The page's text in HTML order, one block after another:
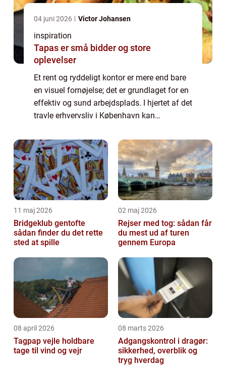
04 juni 2026 Victor Johansen
inspiration
Tapas er små bidder og store
oplevelser
Et rent og ryddeligt kontor er mere end bare
en visuel fornøjelse; det er grundlaget for en
effektiv og sund arbejdsplads. I hjertet af det
travle erhvervsliv i København kan
11 maj 2026
Bridgeklub gentofte
sådan finder du det rette
sted at spille
02 maj 2026
Rejser med tog: sådan får
du mest ud af turen
gennem Europa
08 april 2026
Tagpap vejle holdbare
tage til vind og vejr
08 marts 2026
Adgangskontrol i dragør:
sikkerhed, overblik og
tryg hverdag